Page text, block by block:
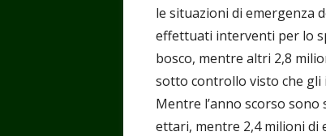
le situazioni di emergenza
effettuati interventi per lo
bosco, mentre altri 2,8
sotto controllo visto che
Mentre l’anno scorso
ettari, mentre 2,4 milioni